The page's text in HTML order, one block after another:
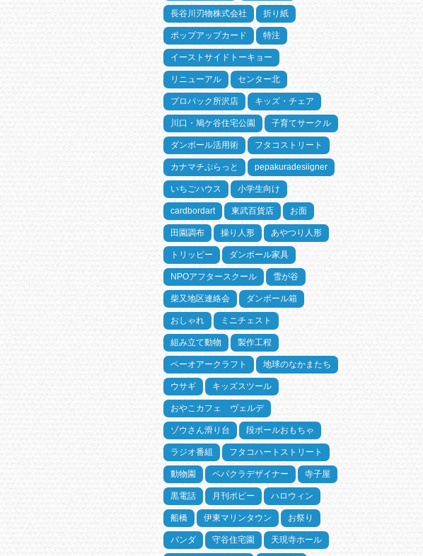
長谷川刃物株式会社 折り紙
ポップアップカード 特注
イーストサイドトーキョー
リニューアル センター北
プロパック所沢店 キッズ・チェア
川口・鳩ケ谷住宅公園 子育てサークル
ダンボール活用術 フタコストリート
カナマチぷらっと pepakuradesiigner
いちごハウス 小学生向け
cardbordart 東武百貨店 お面
田園調布 操り人形 あやつり人形
トリッピー ダンボール家具
NPOアフタースクール 雪が谷
柴又地区連絡会 ダンボール箱
おしゃれ ミニチェスト
組み立て動物 製作工程
ペーオアークラフト 地球のなかまたち
ウサギ キッズスツール
おやこカフェ ヴェルデ
ゾウさん滑り台 段ボールおもちゃ
ラジオ番組 フタコハートストリート
動物園 ペパクラデザイナー 寺子屋
黒電話 月刊ポピー ハロウィン
船橋 伊東マリンタウン お祭り
パンダ 守谷住宅園 天現寺ホール